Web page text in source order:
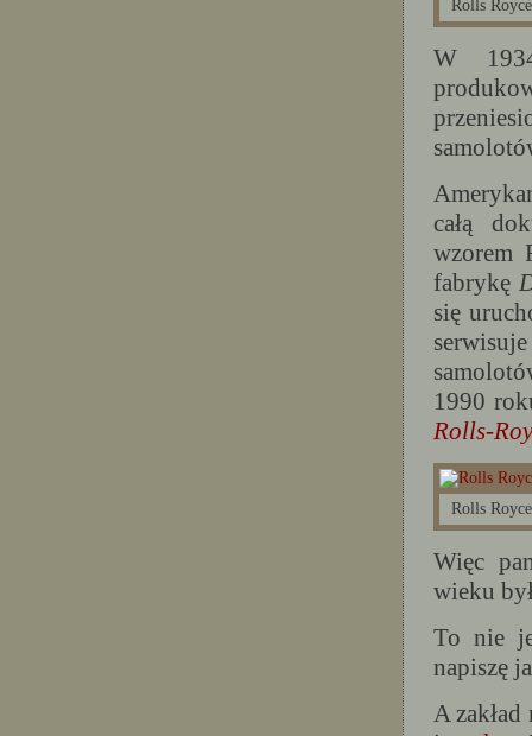
Rolls
W
całą
wzorem
fabrykę
się
1990
Rolls-
Rolls
Więc
wieku
To nie
napiszę
A